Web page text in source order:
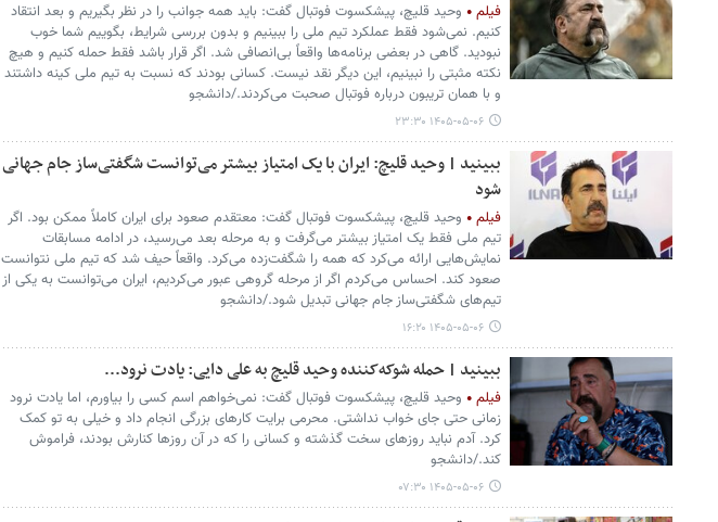
فیلم
وحید قلیچ، پیشکسوت فوتبال گفت: باید همه جوانب را در نظر بگیریم و بعد انتقاد
کنیم. نمی‌شود فقط عملکرد تیم ملی را ببینیم و بدون بررسی شرایط، بگوییم شما خوب
نبودید. گاهی در بعضی برنامه‌ها واقعاً بی‌انصافی شد. اگر قرار باشد فقط حمله کنیم و هیچ
نکته مثبتی را نبینیم، این دیگر نقد نیست. کسانی بودند که نسبت به تیم ملی کینه داشتند
و با همان تریبون درباره فوتبال صحبت می‌کردند./دانشجو
۱۴۰۵-۰۵-۰۶ ۲۳:۳۰
ببینید | وحید قلیچ: ایران با یک امتیاز بیشتر می‌توانست شگفتی‌ساز جام جهانی
شود
فیلم
وحید قلیچ، پیشکسوت فوتبال گفت: معتقدم صعود برای ایران کاملاً ممکن بود. اگر
تیم ملی فقط یک امتیاز بیشتر می‌گرفت و به مرحله بعد می‌رسید، در ادامه مسابقات
نمایش‌هایی ارائه می‌کرد که همه را شگفت‌زده می‌کرد. واقعاً حیف شد که تیم ملی نتوانست
صعود کند. احساس می‌کردم اگر از مرحله گروهی عبور می‌کردیم، ایران می‌توانست به یکی از
تیم‌های شگفتی‌ساز جام جهانی تبدیل شود./دانشجو
۱۴۰۵-۰۵-۰۶ ۱۶:۲۰
ببینید | حمله شوکه‌کننده وحید قلیچ به علی دایی: یادت نرود...
فیلم
وحید قلیچ، پیشکسوت فوتبال گفت: نمی‌خواهم اسم کسی را بیاورم، اما یادت نرود
زمانی حتی جای خواب نداشتی. محرمی برایت کارهای بزرگی انجام داد و خیلی به تو کمک
کرد. آدم نباید روزهای سخت گذشته و کسانی را که در آن روزها کنارش بودند، فراموش
کند./دانشجو
۱۴۰۵-۰۵-۰۶ ۰۷:۳۰